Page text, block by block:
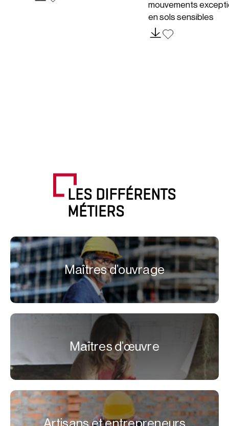
mouvements
en sols sensibles
LES DIFFÉRENTS
MÉTIERS
Maîtres d’ouvrage
Maîtres d’œuvre
Artisans et entrepreneurs